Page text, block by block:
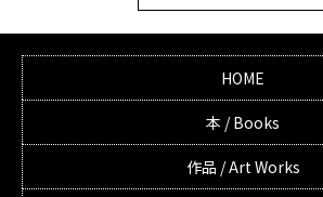
HOME
本 / Books
作品 / Art Works